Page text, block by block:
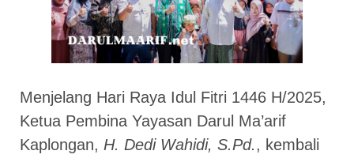
Menjelang Hari Raya Idul Fitri 1446 H/2025,
Ketua Pembina Yayasan Darul Ma’arif
Kaplongan, H. Dedi Wahidi, S.Pd., kembali